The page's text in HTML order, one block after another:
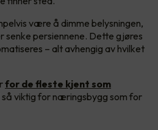
være å dimme belysningen,
senke persiennene. Dette gjøres
– alt avhengig av hvilket
for de fleste kjent som
så viktig for næringsbygg som for